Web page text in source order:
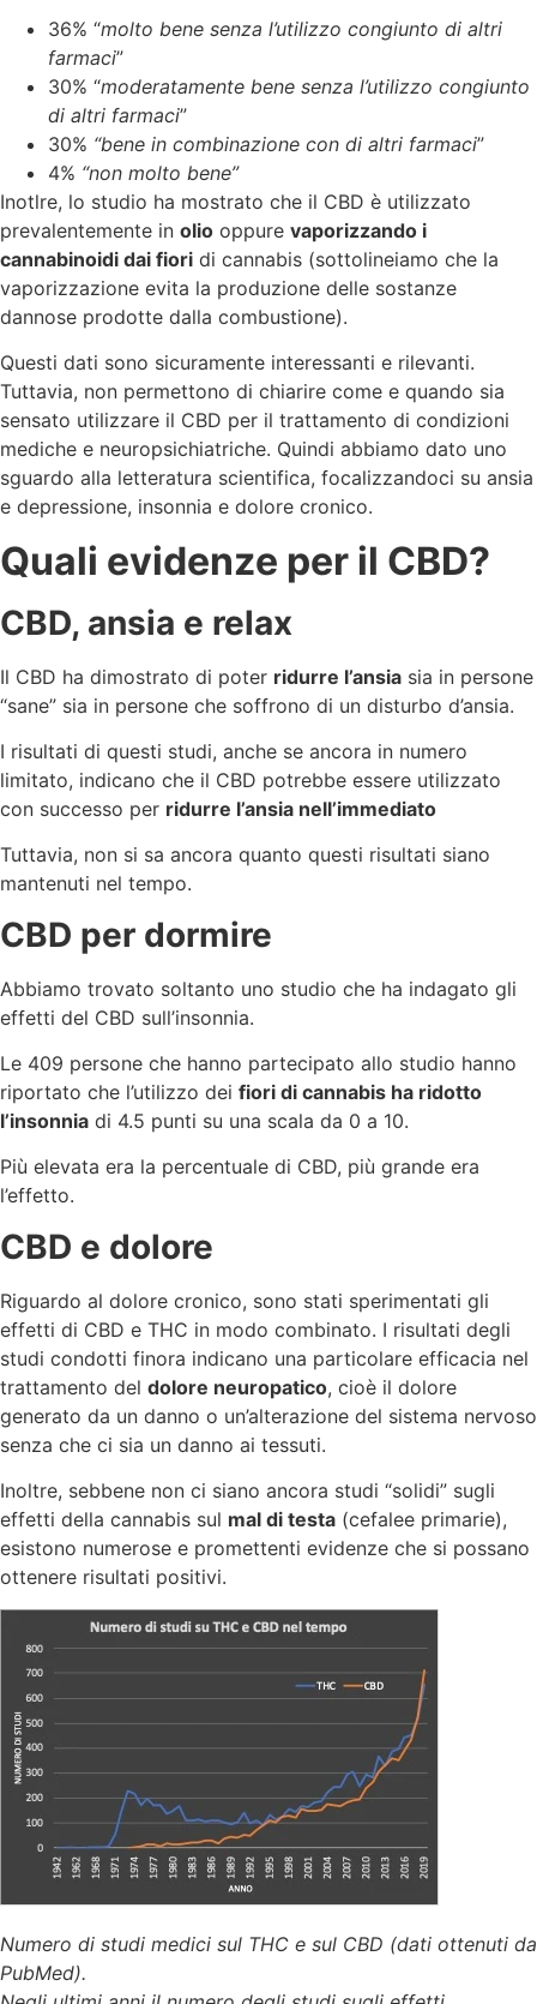
36% “molto bene senza l’utilizzo congiunto di altri
farmaci”
30% “moderatamente bene senza l’utilizzo congiunto
di altri farmaci”
30% “bene in combinazione con di altri farmaci”
4% “non molto bene”
Inotlre, lo studio ha mostrato che il CBD è utilizzato
prevalentemente in olio oppure vaporizzando i
cannabinoidi dai fiori di cannabis (sottolineiamo che la
vaporizzazione evita la produzione delle sostanze
dannose prodotte dalla combustione).
Questi dati sono sicuramente interessanti e rilevanti.
Tuttavia, non permettono di chiarire come e quando sia
sensato utilizzare il CBD per il trattamento di condizioni
mediche e neuropsichiatriche. Quindi abbiamo dato uno
sguardo alla letteratura scientifica, focalizzandoci su ansia
e depressione, insonnia e dolore cronico.
Quali evidenze per il CBD?
CBD, ansia e relax
Il CBD ha dimostrato di poter ridurre l’ansia sia in persone
“sane” sia in persone che soffrono di un disturbo d’ansia.
I risultati di questi studi, anche se ancora in numero
limitato, indicano che il CBD potrebbe essere utilizzato
con successo per ridurre l’ansia nell’immediato
Tuttavia, non si sa ancora quanto questi risultati siano
mantenuti nel tempo.
CBD per dormire
Abbiamo trovato soltanto uno studio che ha indagato gli
effetti del CBD sull’insonnia.
Le 409 persone che hanno partecipato allo studio hanno
riportato che l’utilizzo dei fiori di cannabis ha ridotto
l’insonnia di 4.5 punti su una scala da 0 a 10.
Più elevata era la percentuale di CBD, più grande era
l’effetto.
CBD e dolore
Riguardo al dolore cronico, sono stati sperimentati gli
effetti di CBD e THC in modo combinato. I risultati degli
studi condotti finora indicano una particolare efficacia nel
trattamento del dolore neuropatico, cioè il dolore
generato da un danno o un’alterazione del sistema nervoso
senza che ci sia un danno ai tessuti.
Inoltre, sebbene non ci siano ancora studi “solidi” sugli
effetti della cannabis sul mal di testa (cefalee primarie),
esistono numerose e promettenti evidenze che si possano
ottenere risultati positivi.
Numero di studi medici sul THC e sul CBD (dati ottenuti da
PubMed).